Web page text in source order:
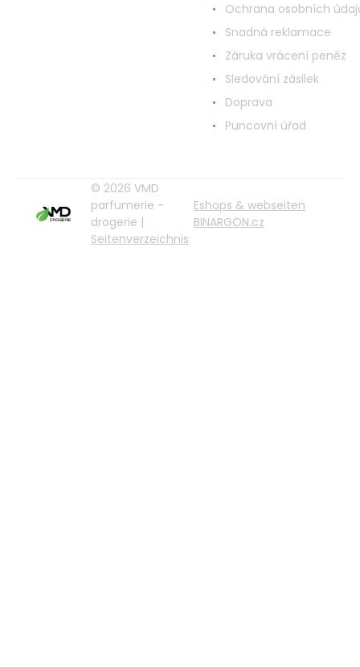
Ochrana osobních
Snadná reklamace
Záruka vrácení peněz
Sledování zásilek
Doprava
Puncovní úřad
© 2026 VMD
parfumerie -
drogerie |
Seitenverzeichnis
Eshops & webseiten
BINARGON.cz